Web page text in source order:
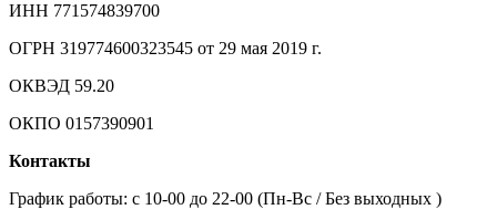
ИНН 771574839700
ОГРН 319774600323545 от 29 мая 2019 г.
ОКВЭД 59.20
ОКПО 0157390901
Контакты
График работы: c 10-00 до 22-00 (Пн-Вс / Без выходных )